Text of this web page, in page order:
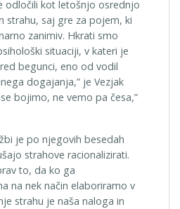
odločili kot letošnjo osrednjo
strahu, saj gre za pojem, ki
zanimiv. Hkrati smo
situaciji, v kateri je
begunci, eno od vodil
dogajanja,” je Vezjak
bojimo, ne vemo pa česa,”
je po njegovih besedah
strahove racionalizirati.
to, da ko ga
na nek način elaboriramo v
strahu je naša naloga in